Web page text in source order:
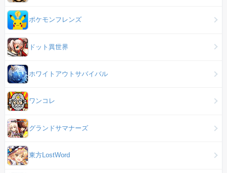
ポケモンフレンズ
ドット異世界
ホワイトアウトサバイバル
ワンコレ
グランドサマナーズ
東方LostWord